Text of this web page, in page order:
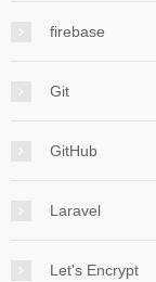
firebase
Git
GitHub
Laravel
Let's Encrypt